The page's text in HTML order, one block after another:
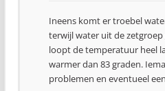
Ineens komt er troebel
terwijl water uit de
loopt de temperatuur heel
warmer dan 83 graden.
problemen en eventueel